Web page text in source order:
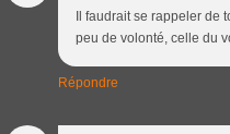
Il faudrait se rappeler
peu de volonté, celle du
Répondre